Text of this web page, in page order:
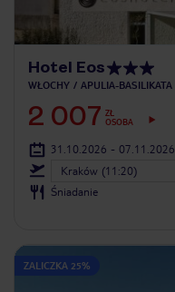
Hotel Eos
WŁOCHY APULIA-BASILIKATA
2 007 ZŁ
OSOBA
31.10.2026 - 07.11.2026
Kraków (11:20)
Śniadanie
ZALICZKA 25%